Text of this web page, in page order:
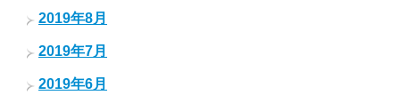
2019年8月
2019年7月
2019年6月